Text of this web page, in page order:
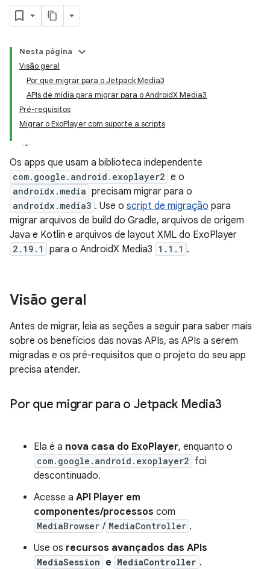
Nesta página
Visão geral
Por que migrar para o Jetpack Media3
APIs de mídia para migrar para o AndroidX Media3
Pré-requisitos
Migrar o ExoPlayer com suporte a scripts
Os apps que usam a biblioteca independente
com.google.android.exoplayer2 e o
androidx.media precisam migrar para o
androidx.media3 . Use o script de migração para
migrar arquivos de build do Gradle, arquivos de origem
Java e Kotlin e arquivos de layout XML do ExoPlayer
2.19.1 para o AndroidX Media3 1.1.1 .
Visão geral
Antes de migrar, leia as seções a seguir para saber mais
sobre os benefícios das novas APIs, as APIs a serem
migradas e os pré-requisitos que o projeto do seu app
precisa atender.
Por que migrar para o Jetpack Media3
Ela é a nova casa do ExoPlayer, enquanto o
com.google.android.exoplayer2 foi
descontinuado.
Acesse a API Player em
componentes/processos com
MediaBrowser / MediaController .
Use os recursos avançados das APIs
MediaSession e MediaController .